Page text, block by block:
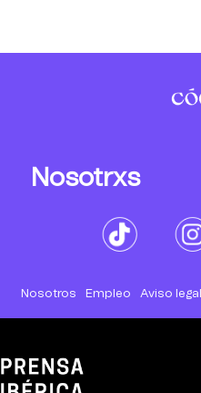
Nosotrxs
Nosotros Empleo Aviso legal